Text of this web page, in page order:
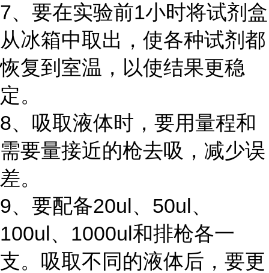
7、要在实验前1小时将试剂盒
从冰箱中取出，使各种试剂都
恢复到室温，以使结果更稳
定。
8、吸取液体时，要用量程和
需要量接近的枪去吸，减少误
差。
9、要配备20ul、50ul、
100ul、1000ul和排枪各一
支。吸取不同的液体后，要更